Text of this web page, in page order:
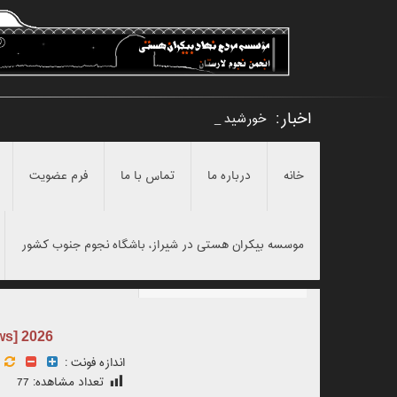
اخبار: خورشید گرفتگ _
خانه درباره ما تماس با ما فرم عضویت
موسسه بیکران هستی در شیراز، باشگاه نجوم جنوب کشور
2026
اندازه فونت :
تعداد مشاهده: 77